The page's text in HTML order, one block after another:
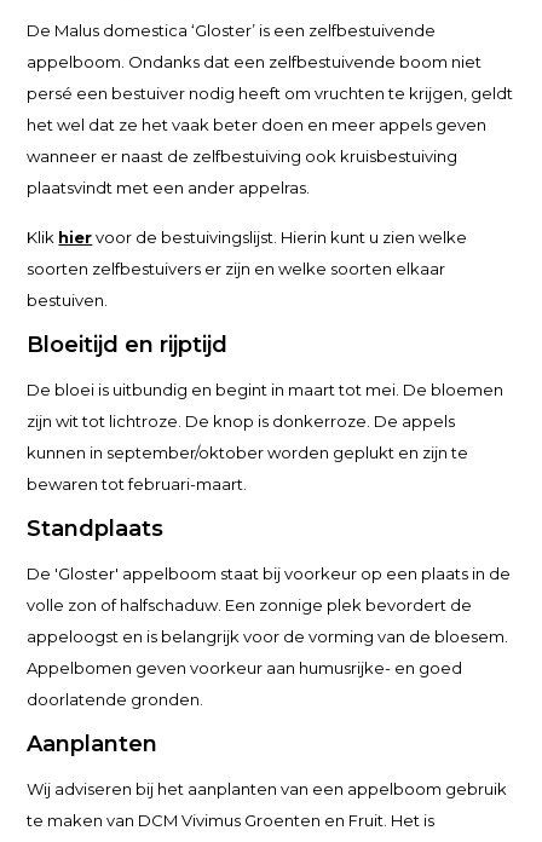
De Malus domestica ‘Gloster’ is een zelfbestuivende
appelboom. Ondanks dat een zelfbestuivende boom niet
persé een bestuiver nodig heeft om vruchten te krijgen, geldt
het wel dat ze het vaak beter doen en meer appels geven
wanneer er naast de zelfbestuiving ook kruisbestuiving
plaatsvindt met een ander appelras.
Klik hiervoor de bestuivingslijst. Hierin kunt u zien welke
soorten zelfbestuivers er zijn en welke soorten elkaar
bestuiven.
Bloeitijd en rijptijd
De bloei is uitbundig en begint in maart tot mei. De bloemen
zijn wit tot lichtroze. De knop is donkerroze. De appels
kunnen in september/oktober worden geplukt en zijn te
bewaren tot februari-maart.
Standplaats
De 'Gloster' appelboom staat bij voorkeur op een plaats in de
volle zon of halfschaduw. Een zonnige plek bevordert de
appeloogst en is belangrijk voor de vorming van de bloesem.
Appelbomen geven voorkeur aan humusrijke- en goed
doorlatende gronden.
Aanplanten
Wij adviseren bij het aanplanten van een appelboom gebruik
te maken van DCM Vivimus Groenten en Fruit. Het is